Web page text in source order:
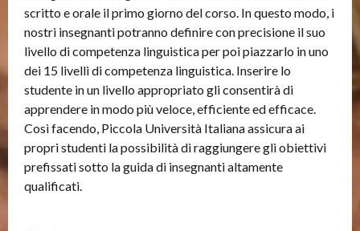
scritto e orale il primo giorno del corso. In questo modo, i
nostri insegnanti potranno definire con precisione il suo
livello di competenza linguistica per poi piazzarlo in uno
dei 15 livelli di competenza linguistica. Inserire lo
studente in un livello appropriato gli consentirà di
apprendere in modo più veloce, efficiente ed efficace.
Così facendo, Piccola Università Italiana assicura ai
propri studenti la possibilità di raggiungere gli obiettivi
prefissati sotto la guida di insegnanti altamente
qualificati.